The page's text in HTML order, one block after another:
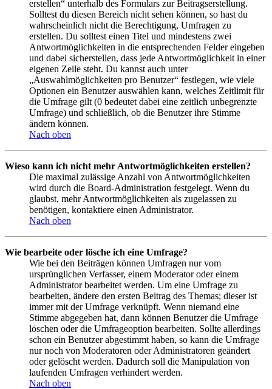
erstellen“ unterhalb des Formulars zur Beitragserstellung.
Solltest du diesen Bereich nicht sehen können, so hast du
wahrscheinlich nicht die Berechtigung, Umfragen zu
erstellen. Du solltest einen Titel und mindestens zwei
Antwortmöglichkeiten in die entsprechenden Felder eingeben
und dabei sicherstellen, dass jede Antwortmöglichkeit in einer
eigenen Zeile steht. Du kannst auch unter
„Auswahlmöglichkeiten pro Benutzer“ festlegen, wie viele
Optionen ein Benutzer auswählen kann, welches Zeitlimit für
die Umfrage gilt (0 bedeutet dabei eine zeitlich unbegrenzte
Umfrage) und schließlich, ob die Benutzer ihre Stimme
ändern können.
Nach oben
Wieso kann ich nicht mehr Antwortmöglichkeiten erstellen?
Die maximal zulässige Anzahl von Antwortmöglichkeiten
wird durch die Board-Administration festgelegt. Wenn du
glaubst, mehr Antwortmöglichkeiten als zugelassen zu
benötigen, kontaktiere einen Administrator.
Nach oben
Wie bearbeite oder lösche ich eine Umfrage?
Wie bei den Beiträgen können Umfragen nur vom
ursprünglichen Verfasser, einem Moderator oder einem
Administrator bearbeitet werden. Um eine Umfrage zu
bearbeiten, ändere den ersten Beitrag des Themas; dieser ist
immer mit der Umfrage verknüpft. Wenn niemand eine
Stimme abgegeben hat, dann können Benutzer die Umfrage
löschen oder die Umfrageoption bearbeiten. Sollte allerdings
schon ein Benutzer abgestimmt haben, so kann die Umfrage
nur noch von Moderatoren oder Administratoren geändert
oder gelöscht werden. Dadurch soll die Manipulation von
laufenden Umfragen verhindert werden.
Nach oben